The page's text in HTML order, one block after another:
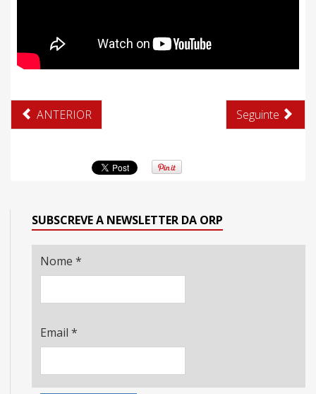
ANTERIOR Seguinte
SUBSCREVE A NEWSLETTER DA ORP
Nome *
Email *